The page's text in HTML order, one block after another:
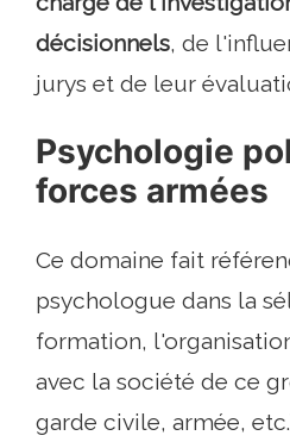
décisionnels, de
jurys et de leur
Psychologie
forces armées
Ce domaine fait
psychologue dans la
formation,
avec la société de ce
garde civile, armée,